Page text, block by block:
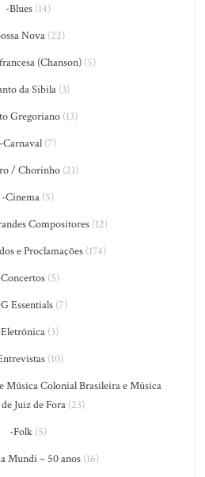
-Blues(14)
Nova (22)
(Chanson)(5)
da Sibila(3)
Gregoriano (13)
-Carnaval (7)
/ Chorinho (21)
-Cinema (5)
Compositores(12)
e Proclamações(174)
(5)
Essentials(7)
(3)
(10)
Música Colonial Brasileira e Música
Juiz de Fora (23)
-Folk(5)
Mundi – 50 anos(16)